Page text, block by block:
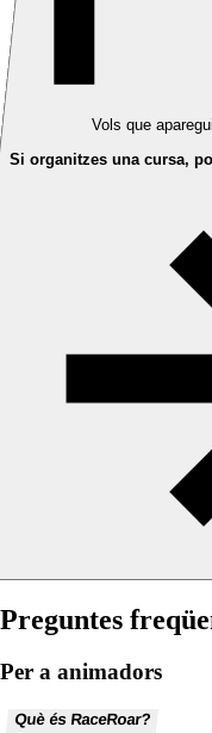
Vols que
Si organitzes una cursa,
Preguntes
Per a animadors
Què és RaceRoar?